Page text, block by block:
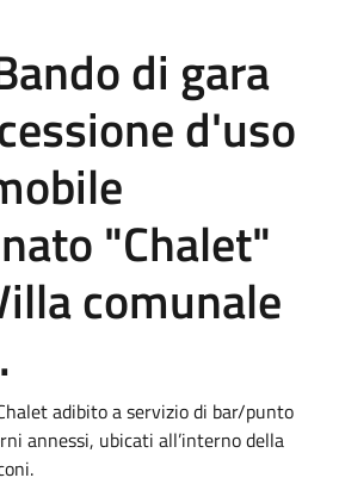
di gara
d'uso
"Chalet"
comunale
adibito a servizio di bar/punto
annessi, ubicati all’interno della